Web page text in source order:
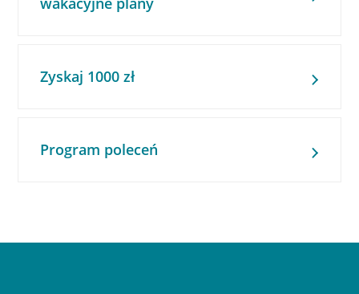
Zyskaj 1000 zł
Program poleceń